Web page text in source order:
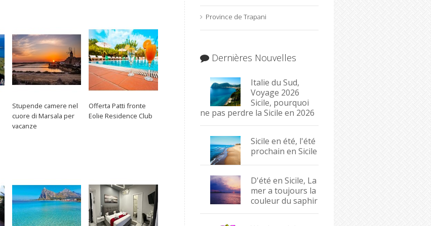
Stupende camere nel
cuore di Marsala per
vacanze
Offerta Patti fronte
Eolie Residence Club
Province de Trapani
Dernières Nouvelles
Italie du Sud,
Voyage 2026
Sicile, pourquoi
ne pas perdre la Sicile en 2026
Sicile en été, l'été
prochain en Sicile
D'été en Sicile, La
mer a toujours la
couleur du saphir